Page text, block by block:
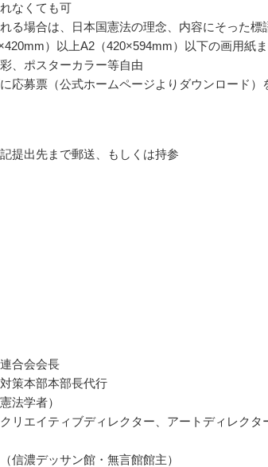
なくても可
る場合は、日本国憲法の理念、内容にそった標
）以上A2（420×594mm）以下の画用紙
、ポスターカラー等自由
応募票（公式ホームページよりダウンロード）
提出先まで郵送、もしくは持参
合会会長
策本部本部長代行
法学者）
リエイティブディレクター、アートディレクタ
信濃デッサン館・無言館館主）